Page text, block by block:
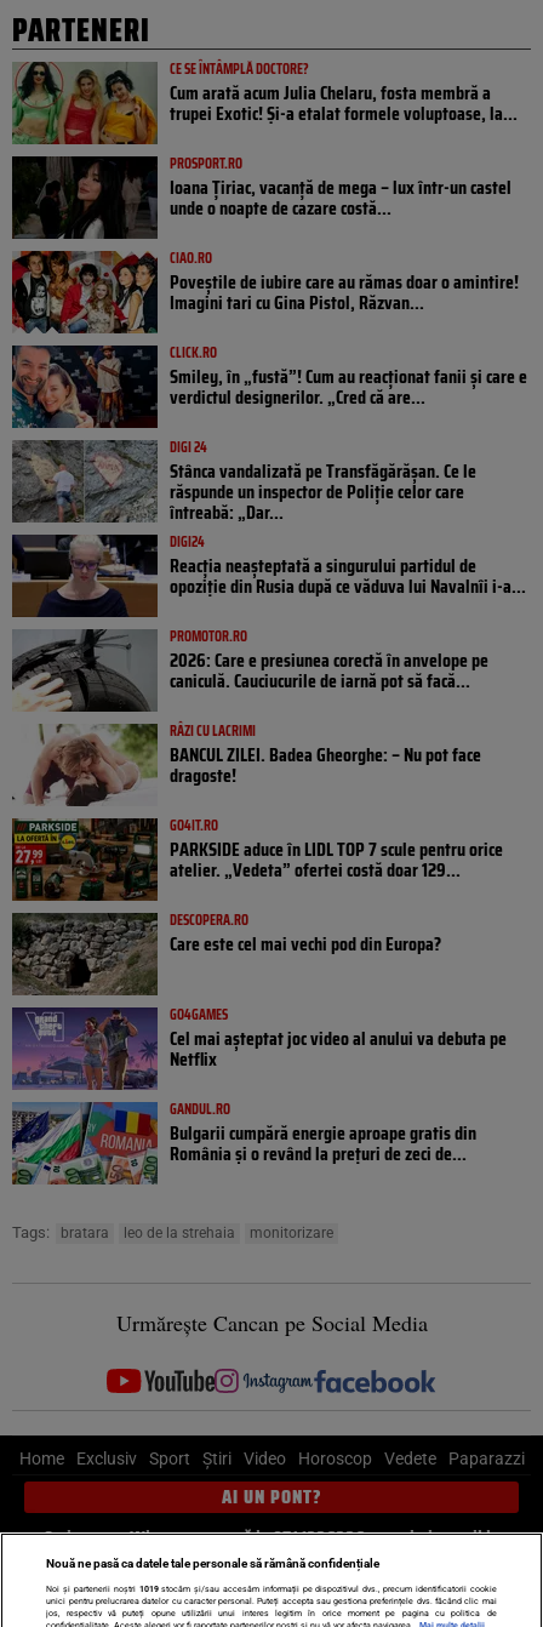
PARTENERI
CE SE ÎNTÂMPLĂ DOCTORE?
Cum arată acum Julia Chelaru, fosta membră a
trupei Exotic! Și-a etalat formele voluptoase, la...
PROSPORT.RO
Ioana Țiriac, vacanță de mega – lux într-un castel
unde o noapte de cazare costă...
CIAO.RO
Poveştile de iubire care au rămas doar o amintire!
Imagini tari cu Gina Pistol, Răzvan...
CLICK.RO
Smiley, în „fustă”! Cum au reacționat fanii și care e
verdictul designerilor. „Cred că are...
DIGI 24
Stânca vandalizată pe Transfăgărășan. Ce le
răspunde un inspector de Poliție celor care
întreabă: „Dar...
DIGI24
Reacția neașteptată a singurului partidul de
opoziţie din Rusia după ce văduva lui Navalnîi i-a...
PROMOTOR.RO
2026: Care e presiunea corectă în anvelope pe
caniculă. Cauciucurile de iarnă pot să facă...
RÂZI CU LACRIMI
BANCUL ZILEI. Badea Gheorghe: – Nu pot face
dragoste!
GO4IT.RO
PARKSIDE aduce în LIDL TOP 7 scule pentru orice
atelier. „Vedeta” ofertei costă doar 129...
DESCOPERA.RO
Care este cel mai vechi pod din Europa?
GO4GAMES
Cel mai așteptat joc video al anului va debuta pe
Netflix
GANDUL.RO
Bulgarii cumpără energie aproape gratis din
România și o revând la prețuri de zeci de...
Tags: bratara leo de la strehaia monitorizare
Urmărește Cancan pe Social Media
Home Exclusiv Sport Știri Video Horoscop Vedete Paparazzi
AI UN PONT?
Scrie-ne pe Whatsapp, sună la 0741226226 sau trimite mail la
pont@cancan.ro
Știri interne Știri externe Politică
Nouă ne pasă ca datele tale personale să rămână confidențiale
Noi și partenerii noștri 1019stocăm și/sau accesăm informații pe dispozitivul dvs., precum identificatorii cookie
unici pentru prelucrarea datelor cu caracter personal. Puteți accepta sau gestiona preferințele dvs. făcând clic mai
jos, respectiv vă puteți opune utilizării unui interes legitim în orice moment pe pagina cu politica de
confidențialitate. Aceste alegeri vor fi raportate partenerilor noștri și nu vă vor afecta navigarea.
Mai multe detalii